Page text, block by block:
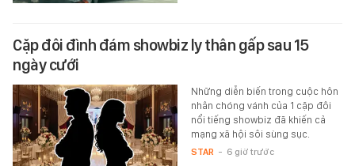
Cặp đôi đình đám showbiz ly thân gấp sau 15
ngày cưới
Những diễn biến trong cuộc hôn
nhân chóng vánh của 1 cặp đôi
nổi tiếng showbiz đã khiến cả
mạng xã hội sôi sùng sục.
STAR - 6 giờ trước